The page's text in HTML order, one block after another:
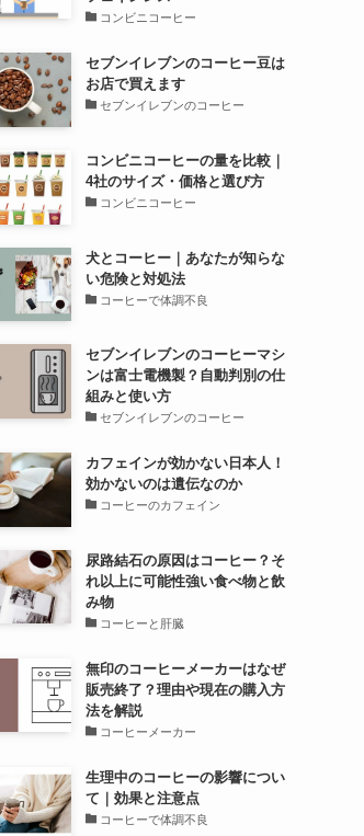
コンビニコーヒー
セブンイレブンのコーヒー豆は
お店で買えます
セブンイレブンのコーヒー
コンビニコーヒーの量を比較｜
4社のサイズ・価格と選び方
コンビニコーヒー
犬とコーヒー｜あなたが知らな
い危険と対処法
コーヒーで体調不良
セブンイレブンのコーヒーマシ
ンは富士電機製？自動判別の仕
組みと使い方
セブンイレブンのコーヒー
カフェインが効かない日本人！
効かないのは遺伝なのか
コーヒーのカフェイン
尿路結石の原因はコーヒー？そ
れ以上に可能性強い食べ物と飲
み物
コーヒーと肝臓
無印のコーヒーメーカーはなぜ
販売終了？理由や現在の購入方
法を解説
コーヒーメーカー
生理中のコーヒーの影響につい
て｜効果と注意点
コーヒーで体調不良